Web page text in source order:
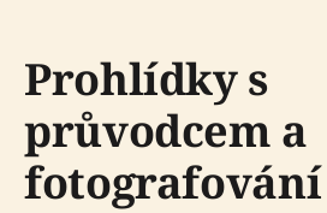
Prohlídky s
průvodcem a
fotografování